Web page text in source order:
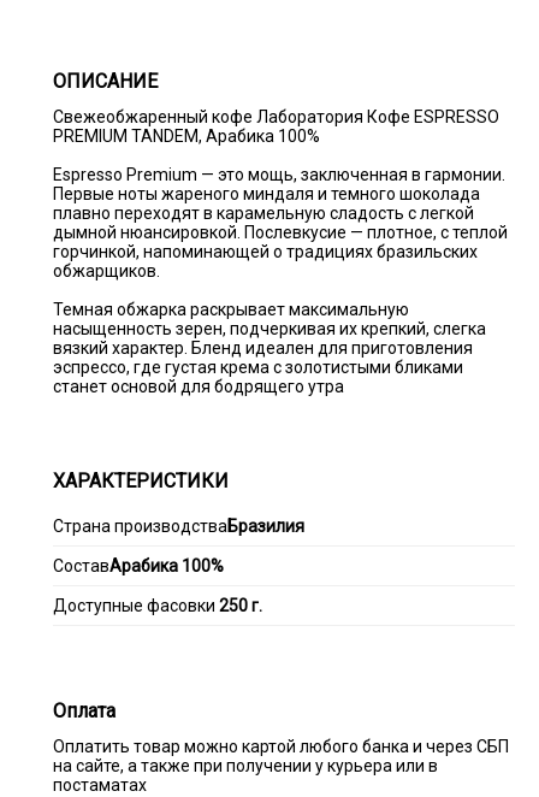
ОПИСАНИЕ
Свежеобжаренный кофе Лаборатория Кофе ESPRESSO
PREMIUM TANDEM, Арабика 100%
Espresso Premium — это мощь, заключенная в гармонии.
Первые ноты жареного миндаля и темного шоколада
плавно переходят в карамельную сладость с легкой
дымной нюансировкой. Послевкусие — плотное, с теплой
горчинкой, напоминающей о традициях бразильских
обжарщиков.
Темная обжарка раскрывает максимальную
насыщенность зерен, подчеркивая их крепкий, слегка
вязкий характер. Бленд идеален для приготовления
эспрессо, где густая крема с золотистыми бликами
станет основой для бодрящего утра
ХАРАКТЕРИСТИКИ
Страна производства Бразилия
СоставАрабика 100%
Доступные фасовки 250 г.
Оплата
Оплатить товар можно картой любого банка и через СБП
на сайте, а также при получении у курьера или в
постаматах